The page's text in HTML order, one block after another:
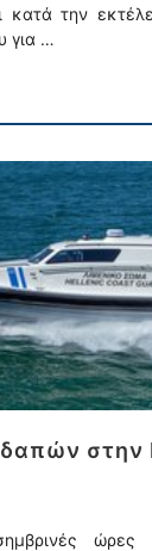
κατά την
για …
στην